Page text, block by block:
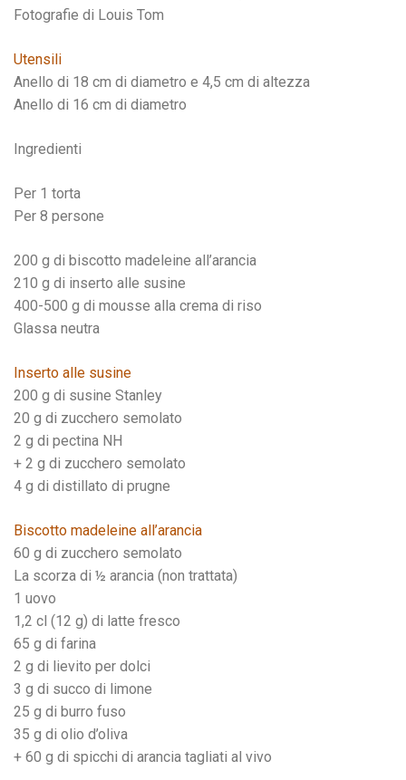
Fotografie di Louis Tom
Utensili
Anello di 18 cm di diametro e 4,5 cm di altezza
Anello di 16 cm di diametro
Ingredienti
Per 1 torta
Per 8 persone
200 g di biscotto madeleine all’arancia
210 g di inserto alle susine
400-500 g di mousse alla crema di riso
Glassa neutra
Inserto alle susine
200 g di susine Stanley
20 g di zucchero semolato
2 g di pectina NH
+ 2 g di zucchero semolato
4 g di distillato di prugne
Biscotto madeleine all’arancia
60 g di zucchero semolato
La scorza di ½ arancia (non trattata)
1 uovo
1,2 cl (12 g) di latte fresco
65 g di farina
2 g di lievito per dolci
3 g di succo di limone
25 g di burro fuso
35 g di olio d’oliva
+ 60 g di spicchi di arancia tagliati al vivo